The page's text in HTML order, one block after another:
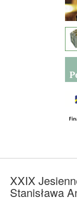
XXIX
Stanisława